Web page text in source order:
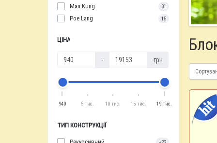
Man Kung 31
Poe Lang 15
ЦІНА
- грн
940 5 тис. 10 тис. 15 тис. 19 тис.
ТИП КОНСТРУКЦІЇ